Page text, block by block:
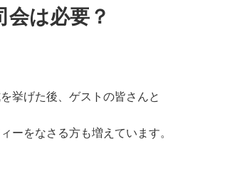
は必要？
挙げた後、ゲストの皆さんと
ーをなさる方も増えています。